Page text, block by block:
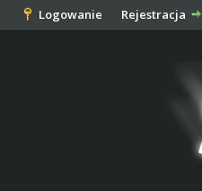
Logowanie Rejestracja